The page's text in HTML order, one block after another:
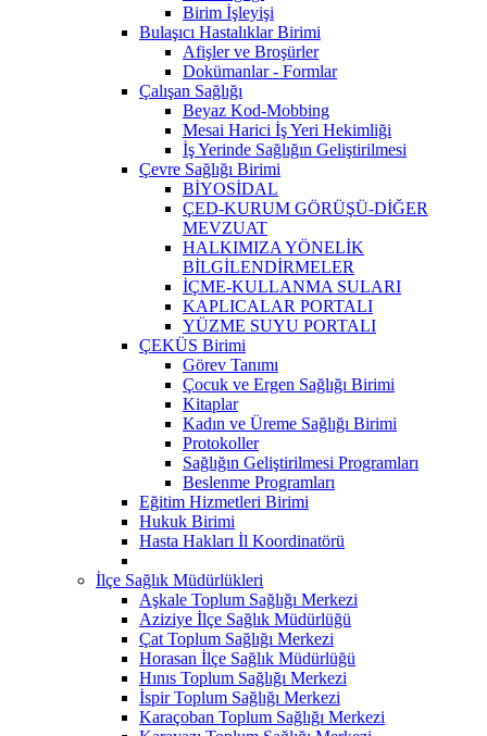
Birim İşleyişi
Bulaşıcı Hastalıklar Birimi
Afişler ve Broşürler
Dokümanlar - Formlar
Çalışan Sağlığı
Beyaz Kod-Mobbing
Mesai Harici İş Yeri Hekimliği
İş Yerinde Sağlığın Geliştirilmesi
Çevre Sağlığı Birimi
BİYOSİDAL
ÇED-KURUM GÖRÜŞÜ-DİĞER
MEVZUAT
HALKIMIZA YÖNELİK
BİLGİLENDİRMELER
İÇME-KULLANMA SULARI
KAPLICALAR PORTALI
YÜZME SUYU PORTALI
ÇEKÜS Birimi
Görev Tanımı
Çocuk ve Ergen Sağlığı Birimi
Kitaplar
Kadın ve Üreme Sağlığı Birimi
Protokoller
Sağlığın Geliştirilmesi Programları
Beslenme Programları
Eğitim Hizmetleri Birimi
Hukuk Birimi
Hasta Hakları İl Koordinatörü
İlçe Sağlık Müdürlükleri
Aşkale Toplum Sağlığı Merkezi
Aziziye İlçe Sağlık Müdürlüğü
Çat Toplum Sağlığı Merkezi
Horasan İlçe Sağlık Müdürlüğü
Hınıs Toplum Sağlığı Merkezi
İspir Toplum Sağlığı Merkezi
Karaçoban Toplum Sağlığı Merkezi